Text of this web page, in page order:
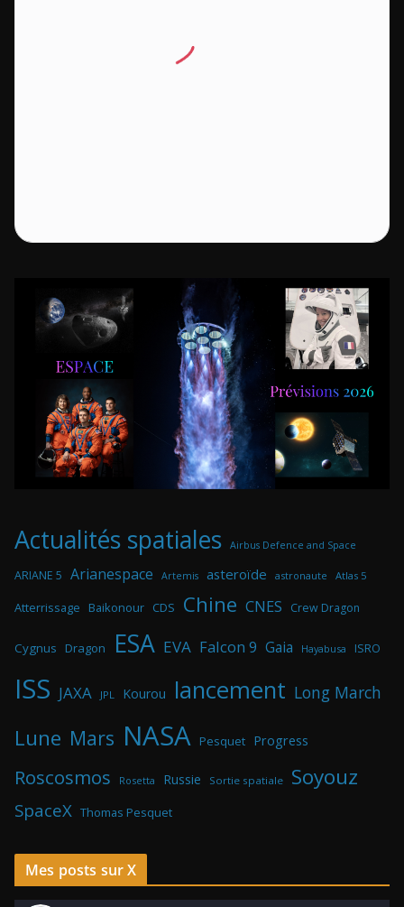
Actualités spatiales Airbus Defence and Space
ARIANE 5 Arianespace Artemis asteroïde astronaute Atlas 5
Atterrissage Baikonour CDS Chine CNES Crew Dragon
Cygnus Dragon ESA EVA Falcon 9 Gaia Hayabusa ISRO
ISS JAXA JPL Kourou lancement Long March
Lune Mars NASA Pesquet Progress
Roscosmos Rosetta Russie Sortie spatiale Soyouz
SpaceX Thomas Pesquet
Mes posts sur X